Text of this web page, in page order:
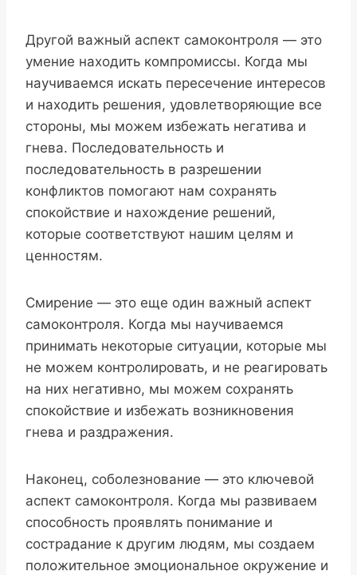
Другой важный аспект самоконтроля — это
умение находить компромиссы. Когда мы
научиваемся искать пересечение интересов
и находить решения, удовлетворяющие все
стороны, мы можем избежать негатива и
гнева. Последовательность и
последовательность в разрешении
конфликтов помогают нам сохранять
спокойствие и нахождение решений,
которые соответствуют нашим целям и
ценностям.
Смирение — это еще один важный аспект
самоконтроля. Когда мы научиваемся
принимать некоторые ситуации, которые мы
не можем контролировать, и не реагировать
на них негативно, мы можем сохранять
спокойствие и избежать возникновения
гнева и раздражения.
Наконец, соболезнование — это ключевой
аспект самоконтроля. Когда мы развиваем
способность проявлять понимание и
сострадание к другим людям, мы создаем
положительное эмоциональное окружение и